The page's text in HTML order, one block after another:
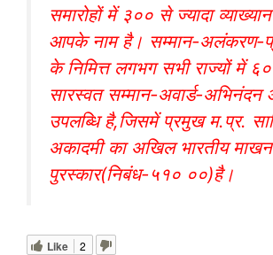
समारोहों में ३०० से ज्यादा
आपके नाम है। सम्मान-अलंकरण-
के निमित्त लगभग सभी राज्यों में
सारस्वत सम्मान-अवार्ड-अभिनंदन
उपलब्धि है,जिसमें प्रमुख म.प्र.
अकादमी का अखिल भारतीय
पुरस्कार(निबंध-५१० ००)है।
Like 2